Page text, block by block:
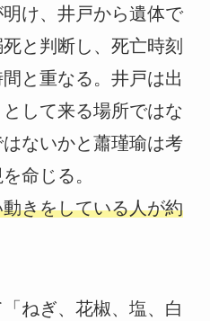
け、井戸から遺体で
と判断し、死亡時刻
と重なる。井戸は出
して来る場所ではな
ないかと蕭瑾瑜は考
命じる。
きをしている人が約
ねぎ、花椒、塩、白